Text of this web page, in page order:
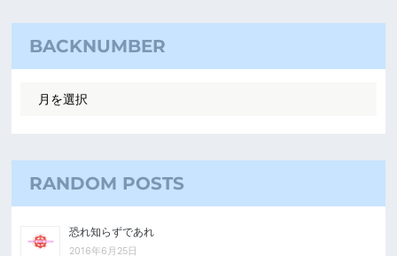
BACKNUMBER
RANDOM POSTS
恐れ知らずであれ
2016年6月25日